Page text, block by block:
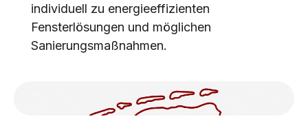
individuell zu energieeffizienten
Fensterlösungen und möglichen
Sanierungsmaßnahmen.